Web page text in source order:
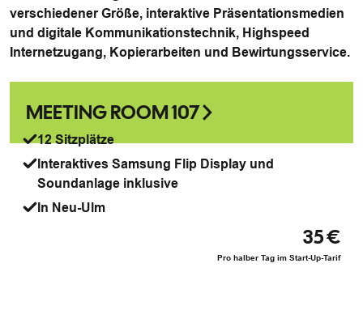
verschiedener Größe, interaktive Präsentationsmedien
und digitale Kommunikationstechnik, Highspeed
Internetzugang, Kopierarbeiten und Bewirtungsservice.
MEETING ROOM 107
12 Sitzplätze
Interaktives Samsung Flip Display und
Soundanlage inklusive
In Neu-Ulm
35 €
Pro halber Tag im Start-Up-Tarif